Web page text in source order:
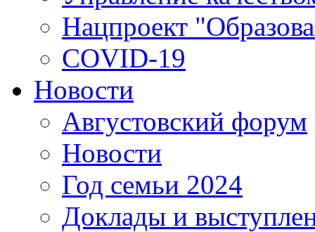
Нацпроект
COVID-19
Новости
Августовский форум
Новости
Год семьи 2024
Доклады и